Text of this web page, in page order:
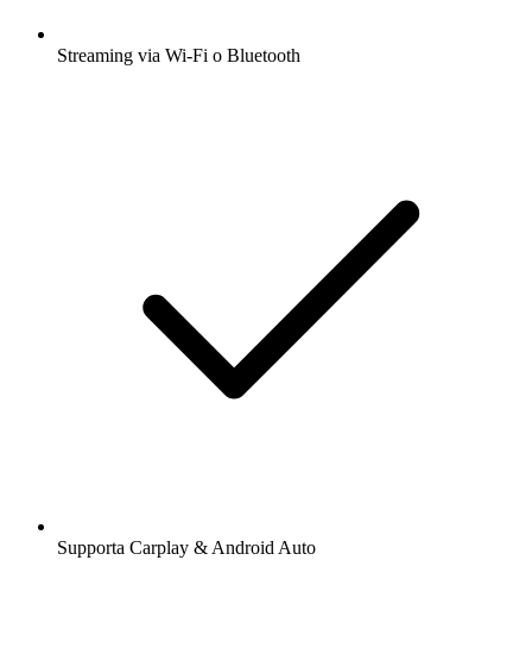
Streaming via Wi-Fi o Bluetooth
Supporta Carplay & Android Auto